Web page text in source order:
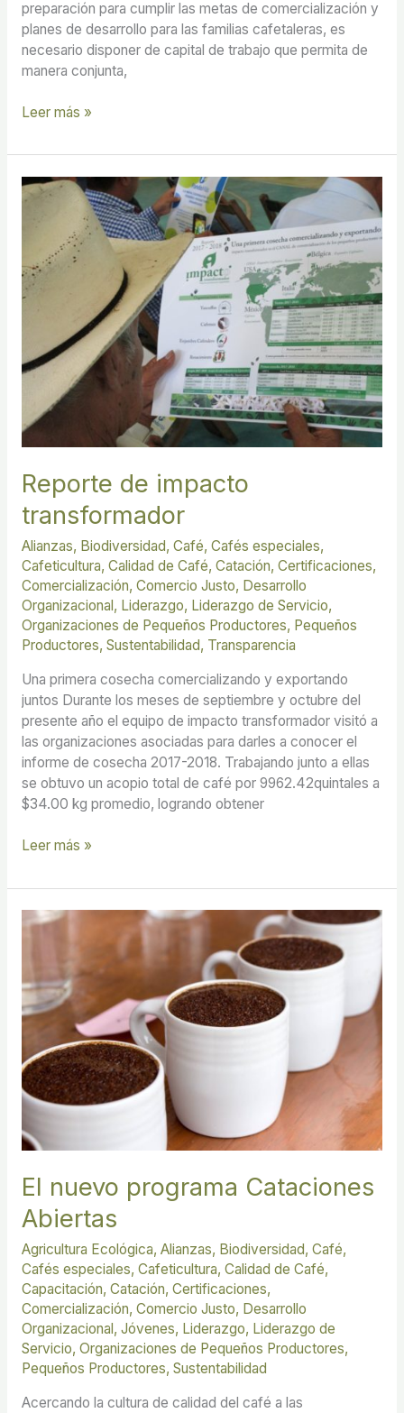
preparación para cumplir las metas de comercialización y
planes de desarrollo para las familias cafetaleras, es
necesario disponer de capital de trabajo que permita de
manera conjunta,
Leer más »
Reporte de impacto
transformador
Alianzas, Biodiversidad, Café, Cafés especiales,
Cafeticultura, Calidad de Café, Catación, Certificaciones,
Comercialización, Comercio Justo, Desarrollo
Organizacional, Liderazgo, Liderazgo de Servicio,
Organizaciones de Pequeños Productores, Pequeños
Productores, Sustentabilidad, Transparencia
Una primera cosecha comercializando y exportando
juntos Durante los meses de septiembre y octubre del
presente año el equipo de impacto transformador visitó a
las organizaciones asociadas para darles a conocer el
informe de cosecha 2017-2018. Trabajando junto a ellas
se obtuvo un acopio total de café por 9962.42quintales a
$34.00 kg promedio, logrando obtener
Reporte
de
impacto
transformador
Leer más »
El nuevo programa Cataciones
Abiertas
Agricultura Ecológica, Alianzas, Biodiversidad, Café,
Cafés especiales, Cafeticultura, Calidad de Café,
Capacitación, Catación, Certificaciones,
Comercialización, Comercio Justo, Desarrollo
Organizacional, Jóvenes, Liderazgo, Liderazgo de
Servicio, Organizaciones de Pequeños Productores,
Pequeños Productores, Sustentabilidad
Acercando la cultura de calidad del café a las
El
Cataciones
Abiertas